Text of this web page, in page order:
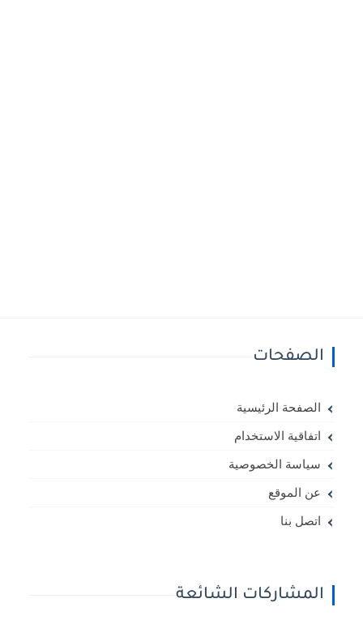
الصفحات
الصفحة الرئيسية
اتفاقية الاستخدام
سياسة الخصوصية
عن الموقع
اتصل بنا
المشاركات الشائعة